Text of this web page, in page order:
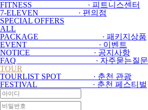
FITNESS · 피트니스센터
7-ELEVEN · 편의점
SPECIAL OFFERS
ALL
PACKAGE · 패키지상품
EVENT · 이벤트
NOTICE · 공지사항
FAQ · 자주묻는질문
TOUR
TOURLIST SPOT · 춘천 관광
FESTIVAL · 춘천 페스티벌